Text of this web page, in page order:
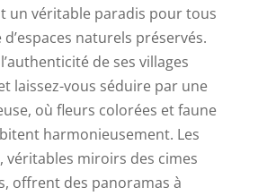
un véritable paradis pour tous
naturels préservés.
de ses villages
laissez-vous séduire par une
où fleurs colorées et faune
harmonieusement. Les
véritables miroirs des cimes
offrent des panoramas à